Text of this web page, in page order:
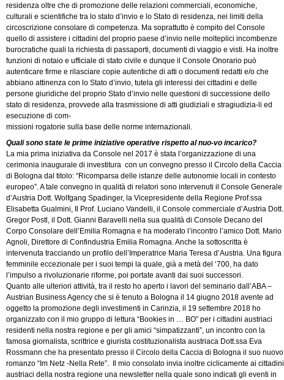
residenza oltre che di promozione delle relazioni commerciali, economiche,
culturali e scientifiche tra lo stato d’invio e lo Stato di residenza, nei limiti della
circoscrizione consolare di competenza. Ma soprattutto è compito del Console
quello di assistere i cittadini del proprio paese d’invio nelle molteplici incombenze
burocratiche quali la richiesta di passaporti, documenti di viaggio e visti. Ha inoltre
funzioni di notaio e ufficiale di stato civile e dunque il Console Onorario può
autenticare firme e rilasciare copie autentiche di atti o documenti redatti e/o che
abbiano attinenza con lo Stato d’invio, tutela gli interessi dei cittadini e delle
persone giuridiche del proprio Stato d’invio nelle questioni di successione dello
stato di residenza, provvede alla trasmissione di atti giudiziali e stragiudizia-li ed
esecuzione di com-
missioni rogatorie sulla base delle norme internazionali.
Quali sono state le prime iniziative operative rispetto al nuo-vo incarico?
La mia prima iniziativa da Console nel 2017 è stata l’organizzazione di una
cerimonia inaugurale di investitura con un convegno presso il Circolo della Caccia
di Bologna dal titolo: “Ricomparsa delle istanze delle autonomie locali in contesto
europeo”. A tale convegno in qualità di relatori sono intervenuti il Console Generale
d’Austria Dott. Wolfgang Spadinger, la Vicepresidente della Regione Prof.ssa
Elisabetta Gualmini, Il Prof. Luciano Vandelli, il Console commerciale d’Austria Dott.
Gregor Postl, il Dott. Gianni Baravelli nella sua qualità di Console Decano del
Corpo Consolare dell’Emilia Romagna e ha moderato l’incontro l’amico Dott. Mario
Agnoli, Direttore di Confindustria Emilia Romagna. Anche la sottoscritta è
intervenuta tracciando un profilo dell’Imperatrice Maria Teresa d’Austria. Una figura
femminile eccezionale per i suoi tempi la quale, già a metà del ‘700, ha dato
l’impulso a rivoluzionarie riforme, poi portate avanti dai suoi successori.
Quanto alle ulteriori attività, tra il resto ho aperto i lavori del seminario dall’ABA –
Austrian Business Agency che si è tenuto a Bologna il 14 giugno 2018 avente ad
oggetto la promozione degli investimenti in Carinzia, il 19 settembre 2018 ho
organizzato con il mio gruppo di lettura “Bookies in … BO” per i cittadini austriaci
residenti nella nostra regione e per gli amici “simpatizzanti”, un incontro con la
famosa giornalista, scrittrice e giurista costituzionalista austriaca Dott.ssa Eva
Rossmann che ha presentato presso il Circolo della Caccia di Bologna il suo nuovo
romanzo “Im Netz -Nella Rete”. Il mio consolato invia inoltre ciclicamente ai cittadini
austriaci della nostra regione una newsletter nella quale sono indicati gli eventi in